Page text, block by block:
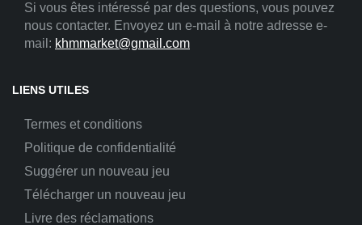
Si vous êtes intéressé par des questions, vous pouvez
nous contacter. Envoyez un e-mail à notre adresse e-
mail: khmmarket@gmail.com
LIENS UTILES
Termes et conditions
Politique de confidentialité
Suggérer un nouveau jeu
Télécharger un nouveau jeu
Livre des réclamations